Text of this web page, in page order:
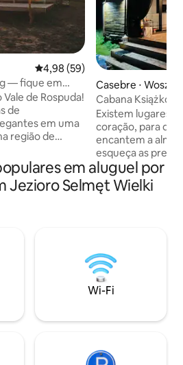
4,98 de uma avaliação média
4,98 (59)
— fique em
de Rospuda!
de
em uma
região de
galinhas
pôneis,
peixes e
extras
de caiaque 🍀
para uma
Casebre ⋅
Cabana Książko
Existem lugares
coração, para
encantem a
esqueça as
cotidiana e
quanta beleza
simplicidade.
natureza, cuida
Você encontrará
Foi criado a partir
camping, em
em aluguel por
Jezioro Selmęt Wielki
Wi-Fi